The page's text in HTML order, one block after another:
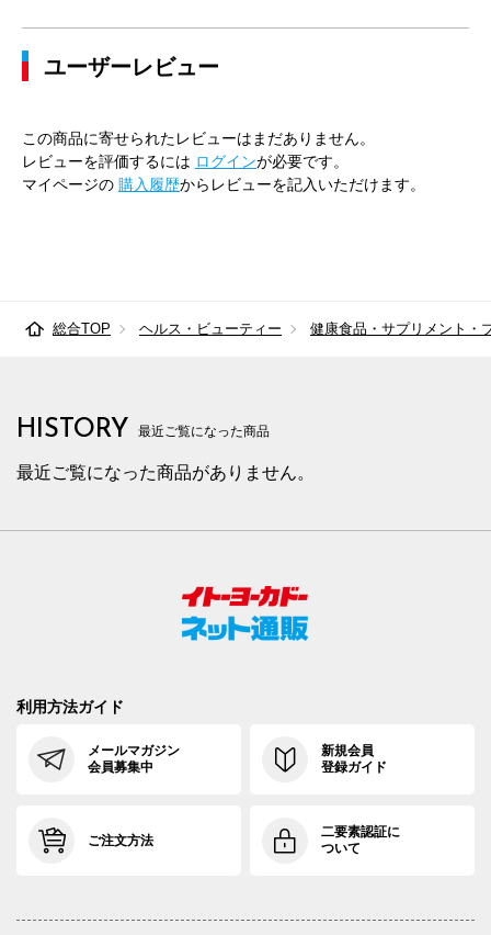
ユーザーレビュー
この商品に寄せられたレビューはまだありません。
レビューを評価するには ログインが必要です。
マイページの 購入履歴からレビューを記入いただけます。
総合TOP ヘルス・ビューティー 健康食品・サプリメント・
HISTORY 最近ご覧になった商品
最近ご覧になった商品がありません。
利用方法ガイド
メールマガジン
会員募集中
新規会員
登録ガイド
ご注文方法
二要素認証に
ついて